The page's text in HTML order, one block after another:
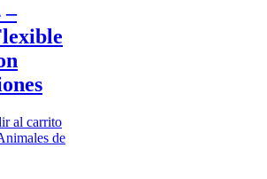
–
al carrito